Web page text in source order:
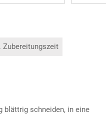
Zubereitungszeit
blättrig schneiden, in eine